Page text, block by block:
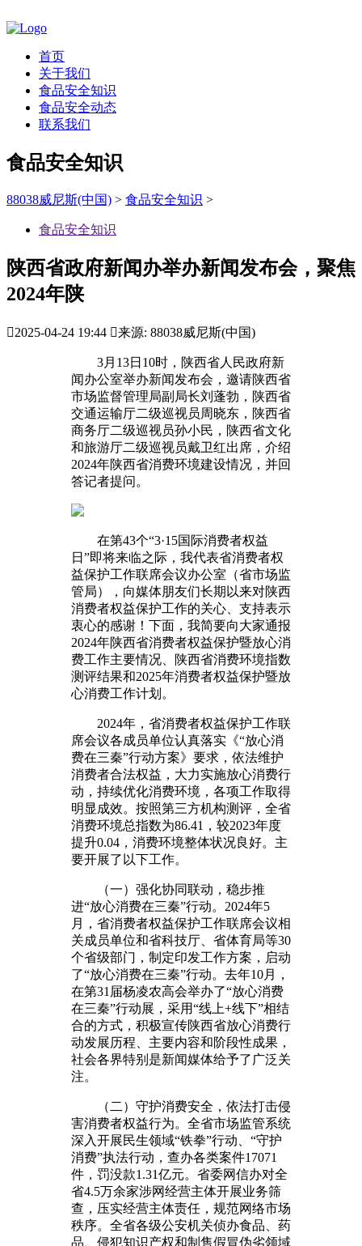
首页
关于我们
食品安全知识
食品安全动态
联系我们
食品安全知识
88038威尼斯(中国) > 食品安全知识 >
食品安全知识
陕西省政府新闻办举办新闻发布会，聚焦
2024年陕
2025-04-24 19:44 来源: 88038威尼斯(中国)
3月13日10时，陕西省人民政府新
闻办公室举办新闻发布会，邀请陕西省
市场监督管理局副局长刘蓬勃，陕西省
交通运输厅二级巡视员周晓东，陕西省
商务厅二级巡视员孙小民，陕西省文化
和旅游厅二级巡视员戴卫红出席，介绍
2024年陕西省消费环境建设情况，并回
答记者提问。
在第43个“3·15国际消费者权益
日”即将来临之际，我代表省消费者权
益保护工作联席会议办公室（省市场监
管局），向媒体朋友们长期以来对陕西
消费者权益保护工作的关心、支持表示
衷心的感谢！下面，我简要向大家通报
2024年陕西省消费者权益保护暨放心消
费工作主要情况、陕西省消费环境指数
测评结果和2025年消费者权益保护暨放
心消费工作计划。
2024年，省消费者权益保护工作联
席会议各成员单位认真落实《“放心消
费在三秦”行动方案》要求，依法维护
消费者合法权益，大力实施放心消费行
动，持续优化消费环境，各项工作取得
明显成效。按照第三方机构测评，全省
消费环境总指数为86.41，较2023年度
提升0.04，消费环境整体状况良好。主
要开展了以下工作。
（一）强化协同联动，稳步推
进“放心消费在三秦”行动。2024年5
月，省消费者权益保护工作联席会议相
关成员单位和省科技厅、省体育局等30
个省级部门，制定印发工作方案，启动
了“放心消费在三秦”行动。去年10月，
在第31届杨凌农高会举办了“放心消费
在三秦”行动展，采用“线上+线下”相结
合的方式，积极宣传陕西省放心消费行
动发展历程、主要内容和阶段性成果，
社会各界特别是新闻媒体给予了广泛关
注。
（二）守护消费安全，依法打击侵
害消费者权益行为。全省市场监管系统
深入开展民生领域“铁拳”行动、“守护
消费”执法行动，查办各类案件17071
件，罚没款1.31亿元。省委网信办对全
省4.5万余家涉网经营主体开展业务筛
查，压实经营主体责任，规范网络市场
秩序。全省各级公安机关侦办食品、药
品、侵犯知识产权和制售假冒伪劣领域